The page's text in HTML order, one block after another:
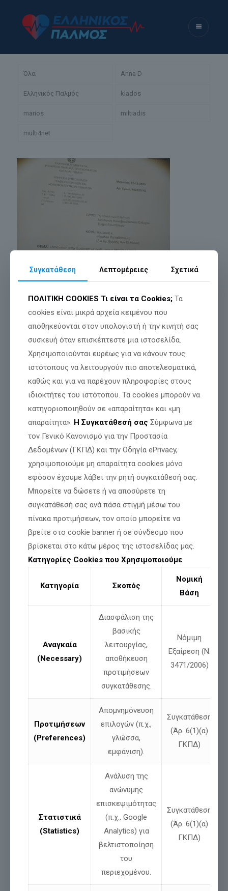
Όλα Anna D
Ελληνικός Παλμός klados
marios miltiadis
multi4net
ΣΗΜΑΝΤΙΚΟ ΠΡΟΣ ΤΟΥΣ ΓΟΝΕΙΣ
Αν ο Διευθυντής του σχολείου, απαιτήσει από το παιδί σας την
την απάντηση της Υπουργού Παιδείας στον[…]
Διαβάστε περισσότερα
ΧΤΥΠΟΥΝ τις ρίζες μας… εμείς
ΑΝΤΙΣΤΕΚΟΜΑΣΤΕ!!!
Η ελληνική γλώσσα και η σχέση της με την τεχνητή νοημοσύνη.
Στο 66ο Συνέδριο της Ένωση Θεολόγων «Ο Μέγας Βασίλειος»
τέθηκε ένα ζήτημα βαθιά εθνικό και
Διαβάστε περισσότερα
Συγκατάθεση Λεπτομέρειες Σχετικά
ΠΟΛΙΤΙΚΗ COOKIES Τι είναι τα Cookies; Τα
cookies είναι μικρά αρχεία κειμένου που
αποθηκεύονται στον υπολογιστή ή την κινητή σας
συσκευή όταν επισκέπτεστε μια ιστοσελίδα.
Χρησιμοποιούνται ευρέως για να κάνουν τους
ιστότοπους να λειτουργούν πιο αποτελεσματικά,
καθώς και για να παρέχουν πληροφορίες στους
ιδιοκτήτες του ιστότοπου. Τα cookies μπορούν να
κατηγοριοποιηθούν σε «απαραίτητα» και «μη
απαραίτητα». Η Συγκατάθεσή σας Σύμφωνα με
τον Γενικό Κανονισμό για την Προστασία
Δεδομένων (ΓΚΠΔ) και την Οδηγία ePrivacy,
χρησιμοποιούμε μη απαραίτητα cookies μόνο
εφόσον έχουμε λάβει την ρητή συγκατάθεσή σας.
Μπορείτε να δώσετε ή να αποσύρετε τη
συγκατάθεσή σας ανά πάσα στιγμή μέσω του
πίνακα προτιμήσεων, τον οποίο μπορείτε να
βρείτε στο cookie banner ή σε σύνδεσμο που
βρίσκεται στο κάτω μέρος της ιστοσελίδας μας.
Κατηγορίες Cookies που Χρησιμοποιούμε
Κατηγορία Σκοπός
Νομική
Βάση
Αναγκαία
(Necessary)
Διασφάλιση της
βασικής
λειτουργίας,
αποθήκευση
προτιμήσεων
συγκατάθεσης.
Νόμιμη
Εξαίρεση (Ν.
3471/2006)
Προτιμήσεων
(Preferences)
Απομνημόνευση
επιλογών (π.χ.,
γλώσσα,
εμφάνιση).
Συγκατάθεση
(Άρ. 6(1)(α)
ΓΚΠΔ)
Στατιστικά
(Statistics)
Ανάλυση της
ανώνυμης
επισκεψιμότητας
(π.χ., Google
Analytics) για
βελτιστοποίηση
του
περιεχομένου.
Συγκατάθεση
(Άρ. 6(1)(α)
ΓΚΠΔ)